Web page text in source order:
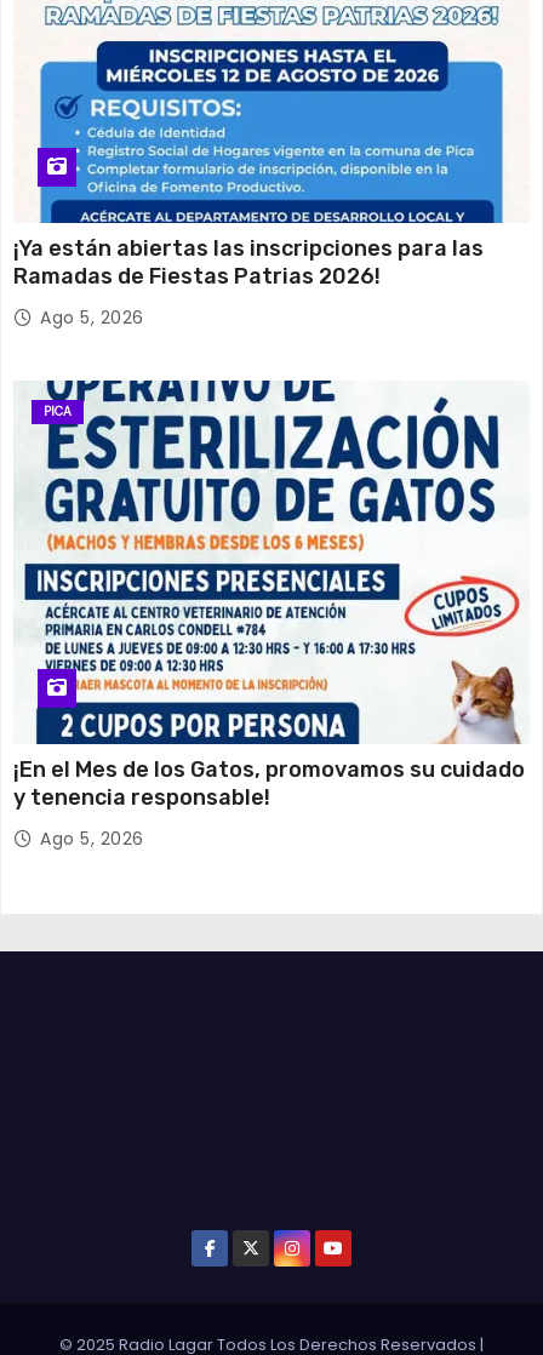
¡Ya están abiertas las inscripciones para las
Ramadas de Fiestas Patrias 2026!
Ago 5, 2026
PICA
¡En el Mes de los Gatos, promovamos su cuidado
y tenencia responsable!
Ago 5, 2026
© 2025 Radio Lagar Todos Los Derechos Reservados |